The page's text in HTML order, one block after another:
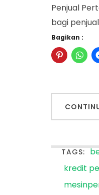
Penjual
bagi
Bagikan :
TAGS:
kredit